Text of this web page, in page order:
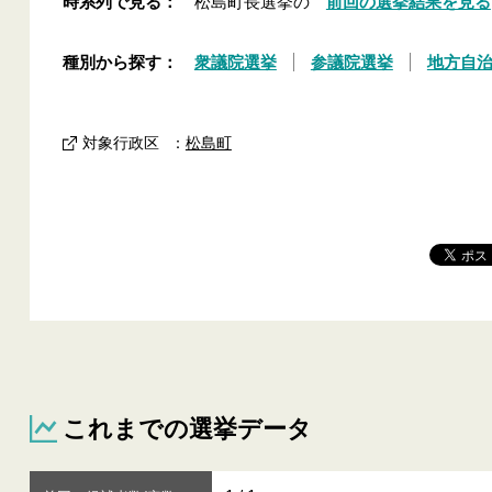
種別から探す： 衆議院選挙 参議院選挙 地方自
対象行政区 ： 松島町
これまでの選挙データ